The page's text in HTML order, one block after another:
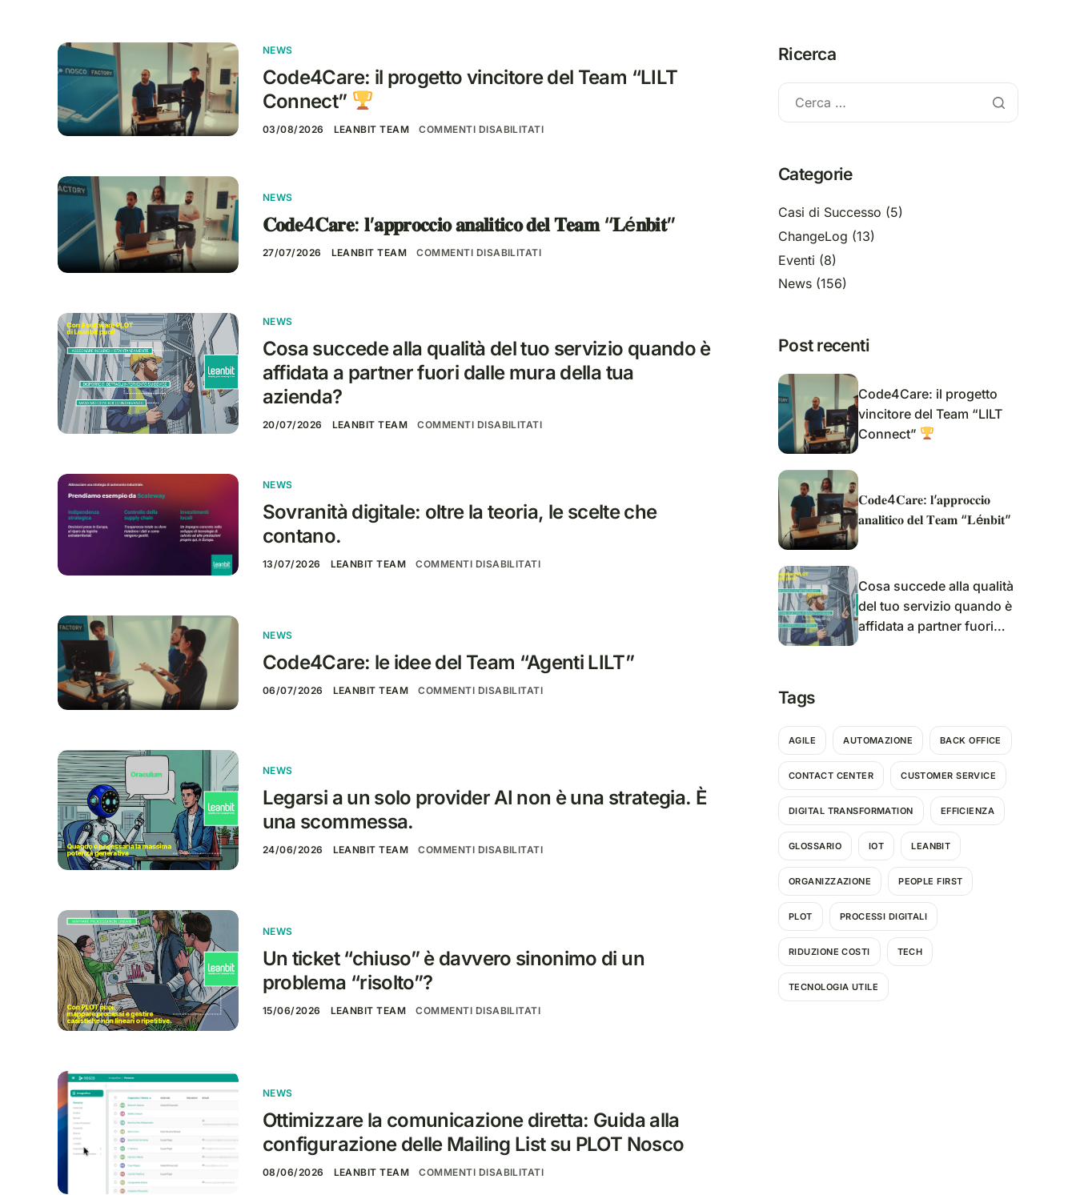
NEWS
Code4Care: il progetto vincitore del Team “LILT
Connect”
03/08/2026 LEANBIT TEAM COMMENTI DISABILITATI
NEWS
𝐂𝐨𝐝𝐞4𝐂𝐚𝐫𝐞: 𝐥’𝐚𝐩𝐩𝐫𝐨𝐜𝐜𝐢𝐨 𝐚𝐧𝐚𝐥𝐢𝐭𝐢𝐜𝐨 𝐝𝐞𝐥 𝐓𝐞𝐚𝐦 “𝐋é𝐧𝐛𝐢𝐭”
27/07/2026 LEANBIT TEAM COMMENTI DISABILITATI
NEWS
Cosa succede alla qualità del tuo servizio quando è
affidata a partner fuori dalle mura della tua
azienda?
20/07/2026 LEANBIT TEAM COMMENTI DISABILITATI
NEWS
Sovranità digitale: oltre la teoria, le scelte che
contano.
13/07/2026 LEANBIT TEAM COMMENTI DISABILITATI
NEWS
Code4Care: le idee del Team “Agenti LILT”
06/07/2026 LEANBIT TEAM COMMENTI DISABILITATI
NEWS
Legarsi a un solo provider AI non è una strategia. È
una scommessa.
24/06/2026 LEANBIT TEAM COMMENTI DISABILITATI
NEWS
Un ticket “chiuso” è davvero sinonimo di un
problema “risolto”?
15/06/2026 LEANBIT TEAM COMMENTI DISABILITATI
NEWS
Ottimizzare la comunicazione diretta: Guida alla
configurazione delle Mailing List su PLOT Nosco
08/06/2026 LEANBIT TEAM COMMENTI DISABILITATI
Ricerca
Categorie
Casi di Successo (5)
ChangeLog (13)
Eventi (8)
News (156)
Post recenti
Code4Care: il progetto
vincitore del Team “LILT
Connect”
𝐂𝐨𝐝𝐞4𝐂𝐚𝐫𝐞: 𝐥’𝐚𝐩𝐩𝐫𝐨𝐜𝐜𝐢𝐨
𝐚𝐧𝐚𝐥𝐢𝐭𝐢𝐜𝐨 𝐝𝐞𝐥 𝐓𝐞𝐚𝐦 “𝐋é𝐧𝐛𝐢𝐭”
Cosa succede alla qualità
del tuo servizio quando è
affidata a partner fuori
Tags
AGILE AUTOMAZIONE BACK OFFICE
CONTACT CENTER CUSTOMER SERVICE
DIGITAL TRANSFORMATION EFFICIENZA
GLOSSARIO IOT LEANBIT
ORGANIZZAZIONE PEOPLE FIRST
PLOT PROCESSI DIGITALI
RIDUZIONE COSTI TECH
TECNOLOGIA UTILE